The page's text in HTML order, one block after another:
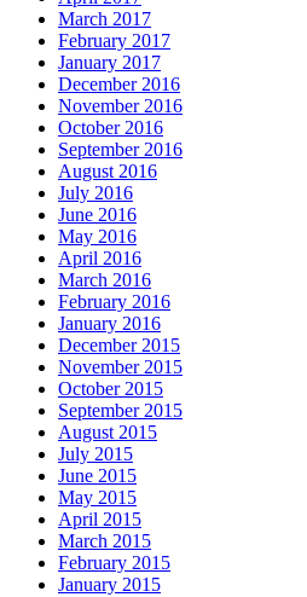
March 2017
February 2017
January 2017
December 2016
November 2016
October 2016
September 2016
August 2016
July 2016
June 2016
May 2016
April 2016
March 2016
February 2016
January 2016
December 2015
November 2015
October 2015
September 2015
August 2015
July 2015
June 2015
May 2015
April 2015
March 2015
February 2015
January 2015